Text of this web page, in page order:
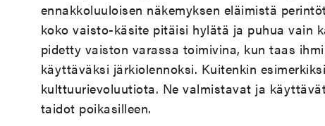
ennakkoluuloisen näkemyksen eläimistä
koko vaisto-käsite pitäisi hylätä ja puhua vain
pidetty vaiston varassa toimivina, kun taas
käyttäväksi järkiolennoksi. Kuitenkin
kulttuurievoluutiota. Ne valmistavat ja
taidot poikasilleen.